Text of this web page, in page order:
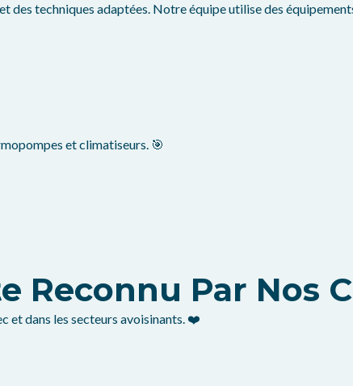
des techniques adaptées. Notre équipe utilise des
et climatiseurs. 🎯
Reconnu Par Nos
et dans les secteurs avoisinants. ❤️